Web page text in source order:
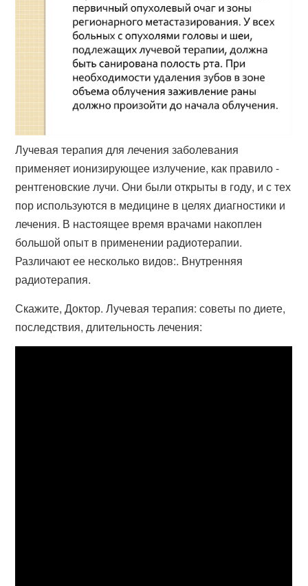
Лучевая терапия для лечения заболевания
применяет ионизирующее излучение, как правило -
рентгеновские лучи. Они были открыты в году, и с тех
пор используются в медицине в целях диагностики и
лечения. В настоящее время врачами накоплен
большой опыт в применении радиотерапии.
Различают ее несколько видов:. Внутренняя
радиотерапия.
Скажите, Доктор. Лучевая терапия: советы по диете,
последствия, длительность лечения: